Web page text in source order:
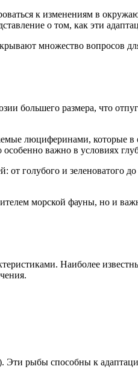
к изменениям в
о том, как эти
множество вопросов
большего размера, что
люциферинами, которые в
особенно важно в условиях
голубого и зеленоватого
морской фауны, но и
Наиболее
Эти рыбы способны к